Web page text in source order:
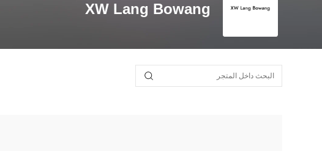
XW Lang Bowang